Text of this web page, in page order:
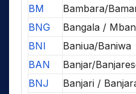
BM
Bambara/
BNG
Bangala /
BNI
Baniua/Baniwa
BAN
Banjar/
BNJ
Banjari /